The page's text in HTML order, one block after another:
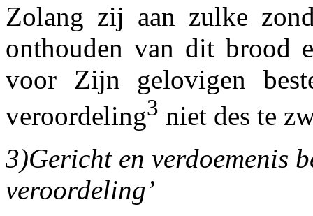
Zolang zij aan zulke
onthouden van dit brood
voor Zijn gelovigen
veroordeling3 niet des te
3)Gericht en verdoemenis
veroordeling’